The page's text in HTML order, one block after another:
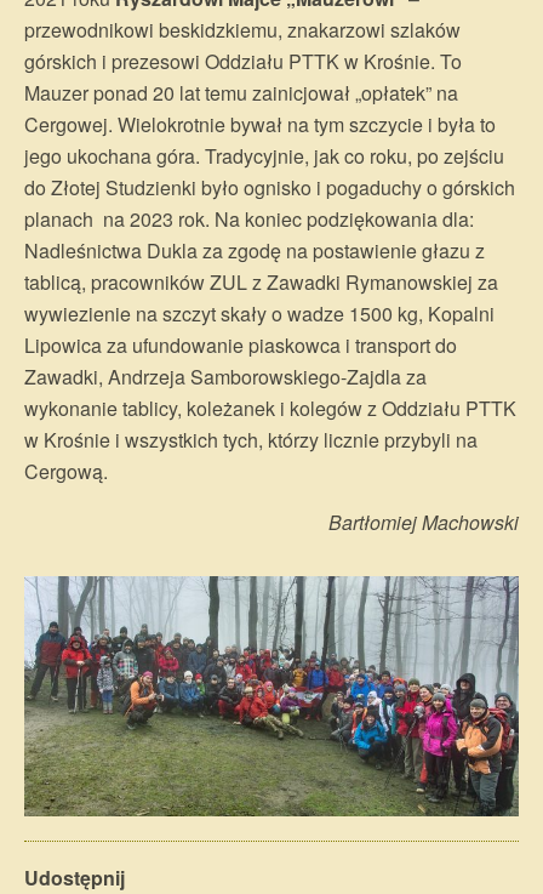
przewodnikowi beskidzkiemu, znakarzowi szlaków
górskich i prezesowi Oddziału PTTK w Krośnie. To
Mauzer ponad 20 lat temu zainicjował „opłatek” na
Cergowej. Wielokrotnie bywał na tym szczycie i była to
jego ukochana góra. Tradycyjnie, jak co roku, po zejściu
do Złotej Studzienki było ognisko i pogaduchy o górskich
planach na 2023 rok. Na koniec podziękowania dla:
Nadleśnictwa Dukla za zgodę na postawienie głazu z
tablicą, pracowników ZUL z Zawadki Rymanowskiej za
wywiezienie na szczyt skały o wadze 1500 kg, Kopalni
Lipowica za ufundowanie piaskowca i transport do
Zawadki, Andrzeja Samborowskiego-Zajdla za
wykonanie tablicy, koleżanek i kolegów z Oddziału PTTK
w Krośnie i wszystkich tych, którzy licznie przybyli na
Cergową.
Bartłomiej Machowski
Udostępnij